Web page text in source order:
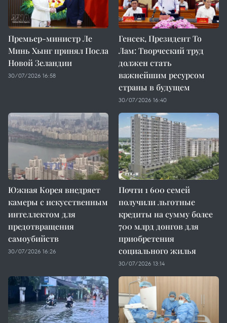
Премьер-министр Ле
Минь Хынг принял Посла
Новой Зеландии
30/07/2026 16:58
Генсек, Президент То
Лам: Творческий труд
должен стать
важнейшим ресурсом
страны в будущем
30/07/2026 16:40
Южная Корея внедряет
камеры с искусственным
интеллектом для
предотвращения
самоубийств
30/07/2026 16:26
Почти 1 600 семей
получили льготные
кредиты на сумму более
700 млрд донгов для
приобретения
социального жилья
30/07/2026 13:14